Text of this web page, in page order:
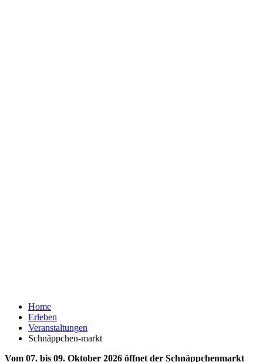
Home
Erleben
Veranstaltungen
Schnäppchen-markt
Vom 07. bis 09. Oktober 2026 öffnet der Schnäppchenmarkt